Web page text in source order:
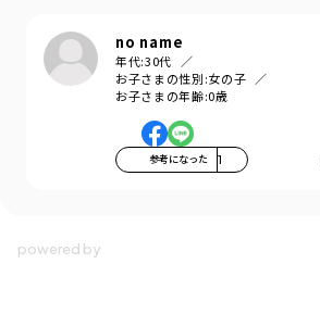
no name
年代:30代
お子さまの性別:女の子
お子さまの年齢:0歳
参考になった 1